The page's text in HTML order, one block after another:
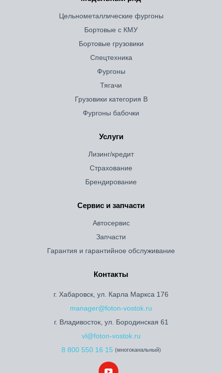
Цельнометаллические фургоны
Бортовые с КМУ
Бортовые грузовики
Спецтехника
Фургоны
Тягачи
Грузовики категория B
Фургоны бабочки
Услуги
Лизинг/кредит
Страхование
Брендирование
Сервис и запчасти
Автосервис
Запчасти
Гарантия и гарантийное обслуживание
Контакты
г. Хабаровск, ул. Карла Маркса 176
manager@foton-vostok.ru
г. Владивосток, ул. Бородинская 61
vl@foton-vostok.ru
8 800 550 16 15 (многоканальный)